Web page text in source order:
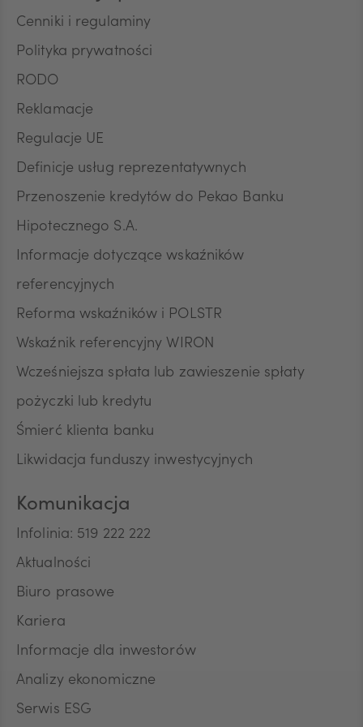
poziomu wykształcenia oraz posiadanych
dobrowolnie i oświadczam, że zostałem/am/
wycofanie zgody nie wpływa na zgodność z
podstawie zgody przed jej wycofaniem.
Cenniki i regulaminy
Polityka prywatności
RODO
Reklamacje
Regulacje UE
Definicje usług reprezentatywnych
Przenoszenie kredytów do Pekao Banku
Hipotecznego S.A.
Informacje dotyczące wskaźników
referencyjnych
Reforma wskaźników i POLSTR
Wskaźnik referencyjny WIRON
Wcześniejsza spłata lub zawieszenie spłaty
pożyczki lub kredytu
Śmierć klienta banku
Likwidacja funduszy inwestycyjnych
Komunikacja
Infolinia: 519 222 222
Aktualności
Biuro prasowe
Kariera
Informacje dla inwestorów
Analizy ekonomiczne
Serwis ESG